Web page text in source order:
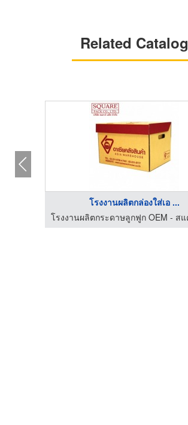
Related Catalog
โรงงานผลิตกล่องใส่เอ ...